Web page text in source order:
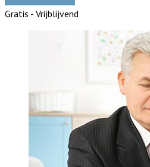
Gratis - Vrijblijvend